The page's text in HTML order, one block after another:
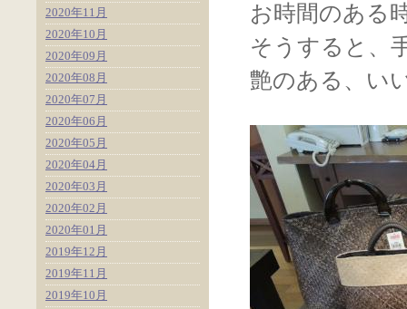
お時間のある
そうすると、
艶のある、い
2020年11月
2020年10月
2020年09月
2020年08月
2020年07月
2020年06月
2020年05月
2020年04月
2020年03月
2020年02月
2020年01月
2019年12月
2019年11月
2019年10月